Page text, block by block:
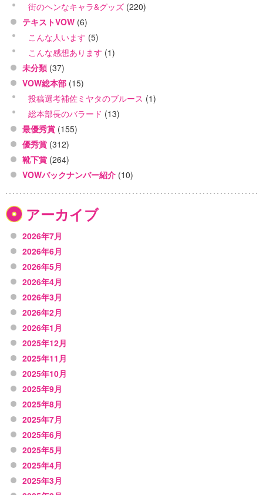
街のヘンなキャラ&グッズ (220)
テキストVOW (6)
こんな人います (5)
こんな感想あります (1)
未分類 (37)
VOW総本部 (15)
投稿選考補佐ミヤタのブルース (1)
総本部長のバラード (13)
最優秀賞 (155)
優秀賞 (312)
靴下賞 (264)
VOWバックナンバー紹介 (10)
アーカイブ
2026年7月
2026年6月
2026年5月
2026年4月
2026年3月
2026年2月
2026年1月
2025年12月
2025年11月
2025年10月
2025年9月
2025年8月
2025年7月
2025年6月
2025年5月
2025年4月
2025年3月